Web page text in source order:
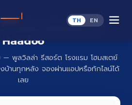
Haa TH EN
จองง่าย ปลอดภัย กับ
Haadoo
พูลวิลล่า รีสอร์ต โรงแรม โฮมสเตย์
บ้านทุกหลัง จองผ่านแอปหรือทักไลน์ได้
เลย